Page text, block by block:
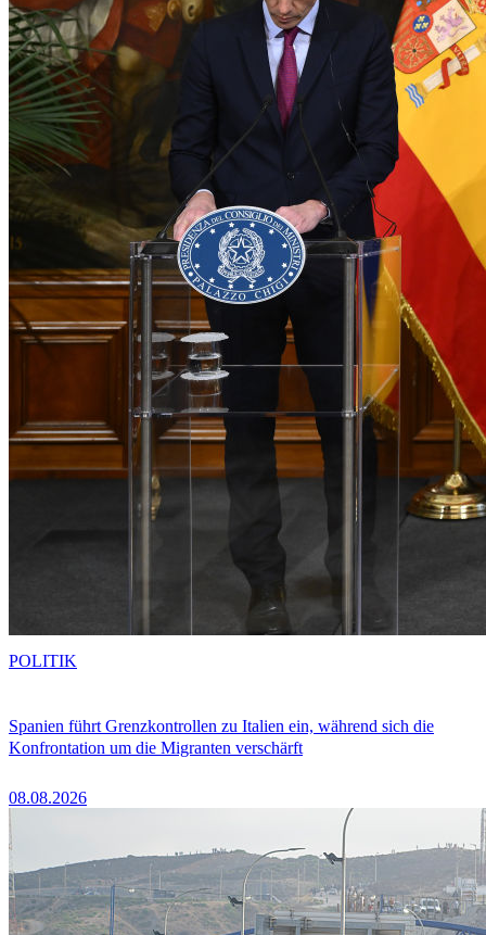
Spanien führt Grenzkontrollen zu Italien ein, während sich die
Konfrontation um die Migranten verschärft
08.08.2026
POLITIK